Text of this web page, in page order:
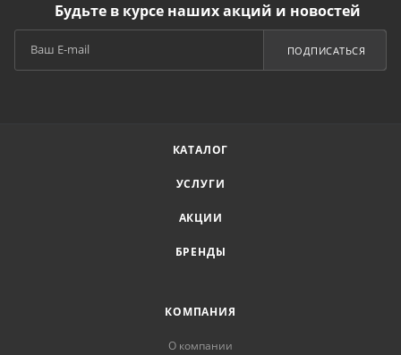
Будьте в курсе наших акций и новостей
ПОДПИСАТЬСЯ
КАТАЛОГ
УСЛУГИ
АКЦИИ
БРЕНДЫ
КОМПАНИЯ
О компании